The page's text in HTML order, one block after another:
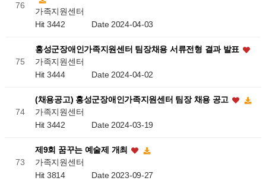
76
가족지원센터
Hit 3442 Date 2024-04-03
75
홍성군장애인가족지원센터 팀장채용 서류전형 결과 발표
가족지원센터
Hit 3444 Date 2024-04-02
74
(채용공고) 홍성군장애인가족지원센터 팀장 채용 공고
가족지원센터
Hit 3442 Date 2024-03-19
73
제9회 꿈꾸는 예술제 개최
가족지원센터
Hit 3814 Date 2023-09-27